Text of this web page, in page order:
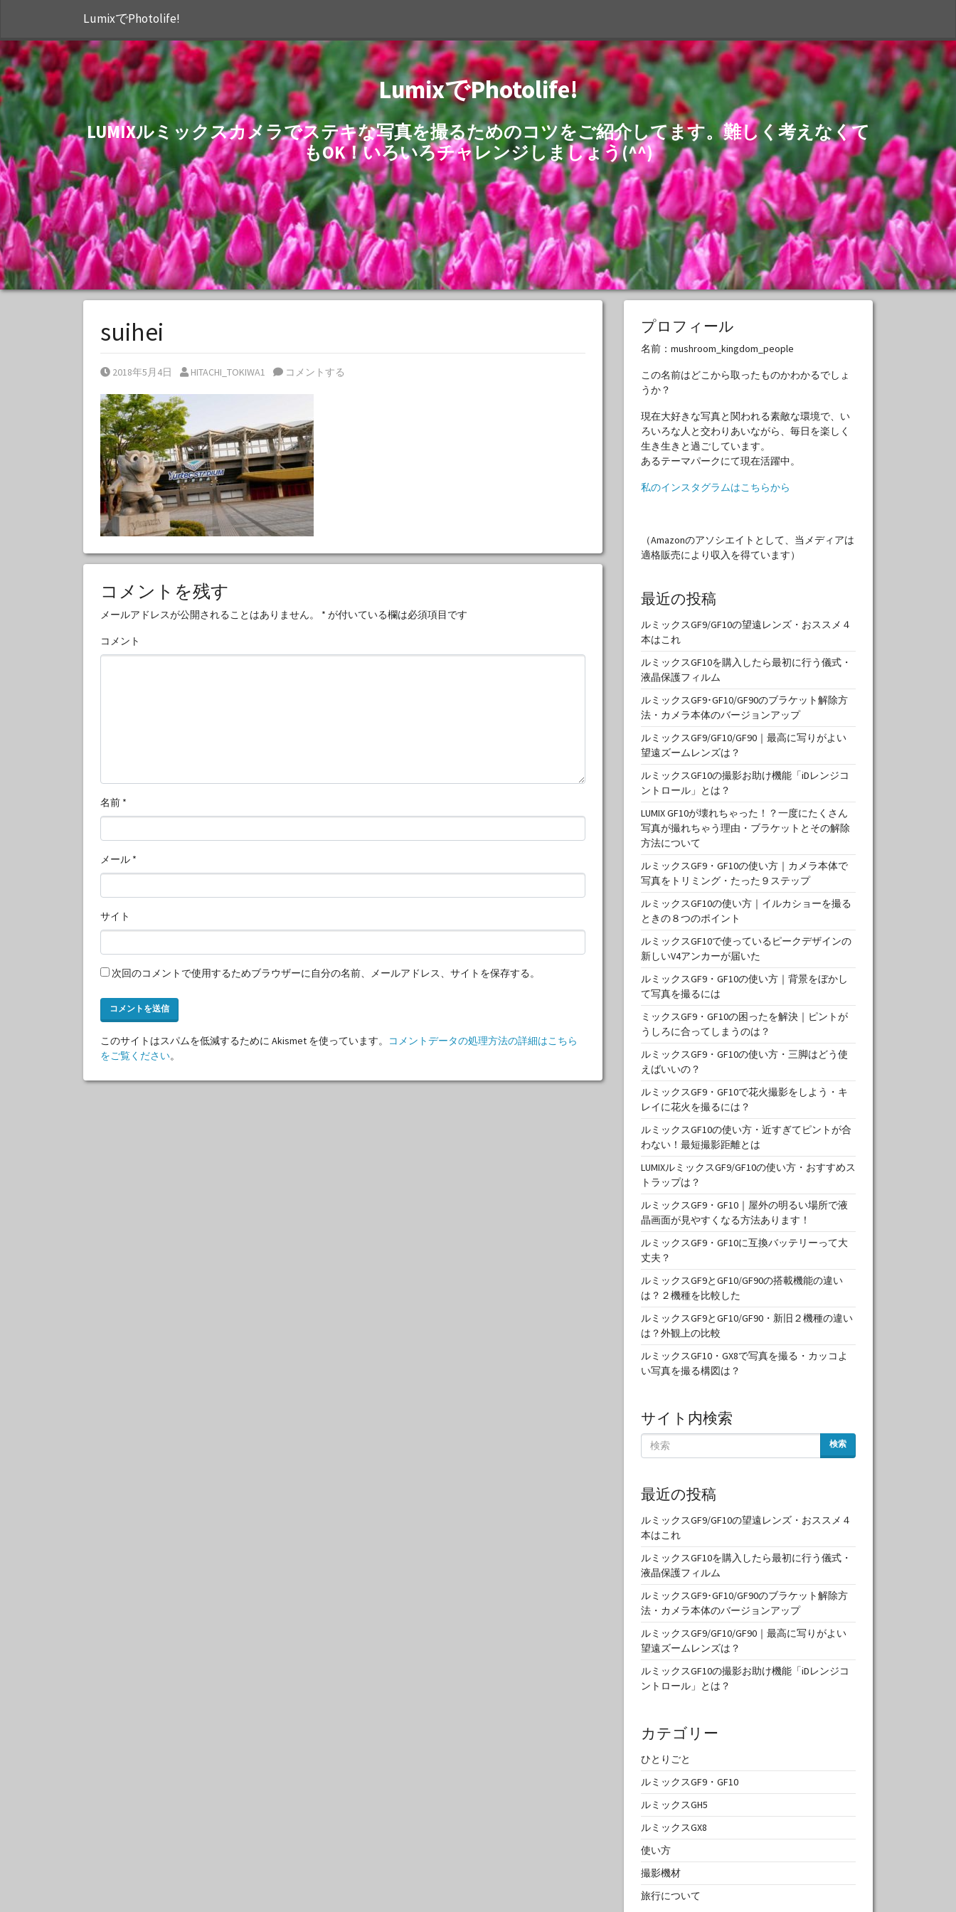
LumixでPhotolife!
LumixでPhotolife!
LUMIXルミックスカメラでステキな写真を撮るためのコツをご紹介してます。難しく考えなくて
もOK！いろいろチャレンジしましょう(^^)
suihei
Posted on
2018年5月4日 Posted by
HITACHI_TOKIWA1 コメントする
コメントを残す
メールアドレスが公開されることはありません。 * が付いている欄は必須項目です
コメント
名前 *
メール *
サイト
次回のコメントで使用するためブラウザーに自分の名前、メールアドレス、サイトを保存する。
このサイトはスパムを低減するために Akismet を使っています。
コメントデータの処理方法の詳細はこちら
をご覧ください。
プロフィール
名前：mushroom_kingdom_people
この名前はどこから取ったものかわかるでしょ
うか？
現在大好きな写真と関われる素敵な環境で、い
ろいろな人と交わりあいながら、毎日を楽しく
生き生きと過ごしています。
あるテーマパークにて現在活躍中。
私のインスタグラムはこちらから
（Amazonのアソシエイトとして、当メディアは
適格販売により収入を得ています）
最近の投稿
ルミックスGF9/GF10の望遠レンズ・おススメ４
本はこれ
ルミックスGF10を購入したら最初に行う儀式・
液晶保護フィルム
ルミックスGF9･GF10/GF90のブラケット解除方
法・カメラ本体のバージョンアップ
ルミックスGF9/GF10/GF90｜最高に写りがよい
望遠ズームレンズは？
ルミックスGF10の撮影お助け機能「iDレンジコ
ントロール」とは？
LUMIX GF10が壊れちゃった！？一度にたくさん
写真が撮れちゃう理由・ブラケットとその解除
方法について
ルミックスGF9・GF10の使い方｜カメラ本体で
写真をトリミング・たった９ステップ
ルミックスGF10の使い方｜イルカショーを撮る
ときの８つのポイント
ルミックスGF10で使っているピークデザインの
新しいV4アンカーが届いた
ルミックスGF9・GF10の使い方｜背景をぼかし
て写真を撮るには
ミックスGF9・GF10の困ったを解決｜ピントが
うしろに合ってしまうのは？
ルミックスGF9・GF10の使い方・三脚はどう使
えばいいの？
ルミックスGF9・GF10で花火撮影をしよう・キ
レイに花火を撮るには？
ルミックスGF10の使い方・近すぎてピントが合
わない！最短撮影距離とは
LUMIXルミックスGF9/GF10の使い方・おすすめス
トラップは？
ルミックスGF9・GF10｜屋外の明るい場所で液
晶画面が見やすくなる方法あります！
ルミックスGF9・GF10に互換バッテリーって大
丈夫？
ルミックスGF9とGF10/GF90の搭載機能の違い
は？２機種を比較した
ルミックスGF9とGF10/GF90・新旧２機種の違い
は？外観上の比較
ルミックスGF10・GX8で写真を撮る・カッコよ
い写真を撮る構図は？
サイト内検索
検索
最近の投稿
ルミックスGF9/GF10の望遠レンズ・おススメ４
本はこれ
ルミックスGF10を購入したら最初に行う儀式・
液晶保護フィルム
ルミックスGF9･GF10/GF90のブラケット解除方
法・カメラ本体のバージョンアップ
ルミックスGF9/GF10/GF90｜最高に写りがよい
望遠ズームレンズは？
ルミックスGF10の撮影お助け機能「iDレンジコ
ントロール」とは？
カテゴリー
ひとりごと
ルミックスGF9・GF10
ルミックスGH5
ルミックスGX8
使い方
撮影機材
旅行について